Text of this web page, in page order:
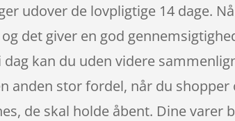
udover de lovpligtige 14 dage.
det giver en god
kan du uden videre
anden stor fordel, når du
de skal holde åbent. Dine varer